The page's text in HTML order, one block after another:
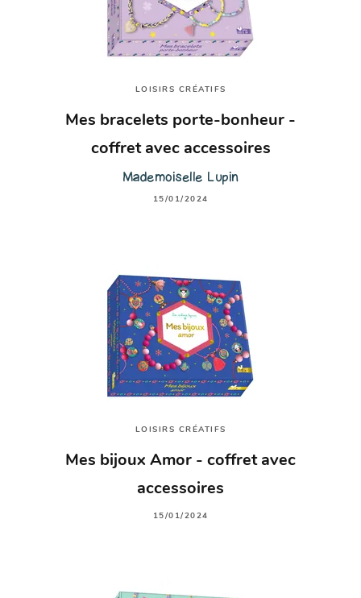
LOISIRS CRÉATIFS
Mes bracelets porte-bonheur -
coffret avec accessoires
Mademoiselle Lupin
15/01/2024
LOISIRS CRÉATIFS
Mes bijoux Amor - coffret avec
accessoires
15/01/2024